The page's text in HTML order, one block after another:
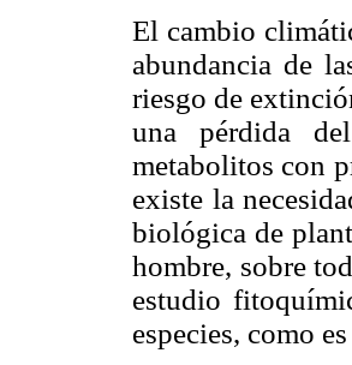
El cambio
abundancia de
riesgo de
una pérdida
metabolitos con
existe la
biológica de
hombre, sobre
estudio
especies, como